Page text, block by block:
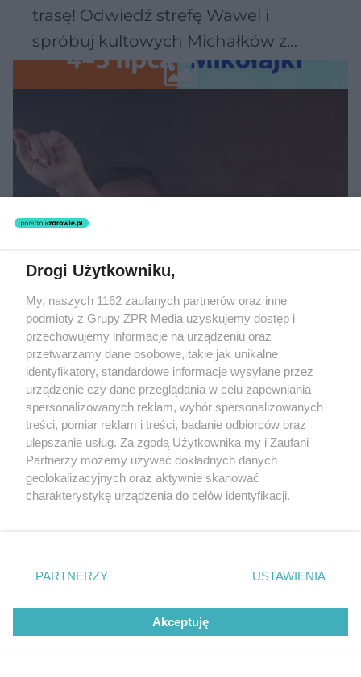
trasę! Odwiedź strefę Wawel i
spróbuj kultowych Michałków z
Wawelu
MUZYKA
"ESKA Hity na Czasie" – playlista,
która rozkręci każdą chwilę
Drogi Użytkowniku,
My, naszych 1162 zaufanych partnerów oraz inne
podmioty z Grupy ZPR Media uzyskujemy dostęp i
przechowujemy informacje na urządzeniu oraz
przetwarzamy dane osobowe, takie jak unikalne
identyfikatory, standardowe informacje wysyłane przez
urządzenie czy dane przeglądania w celu zapewniania
spersonalizowanych reklam, wybór spersonalizowanych
treści, pomiar reklam i treści, badanie odbiorców oraz
ulepszanie usług. Za zgodą Użytkownika my i Zaufani
Partnerzy możemy używać dokładnych danych
geolokalizacyjnych oraz aktywnie skanować
charakterystykę urządzenia do celów identyfikacji.
zmienić/wycofać klikając przycisk ustawień prywatności
znajdujący się w lewym dolnym rogu strony
rodzaje przetwarzania danych nie wymagają zgody
użytkownika, ale masz prawo sprzeciwić się takiemu
przetwarzaniu. Preferencje będą miały zastosowanie tylko
PARTNERZY USTAWIENIA
Akceptuję